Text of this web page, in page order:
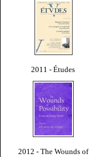
2011 - Études
2012 - The Wounds of